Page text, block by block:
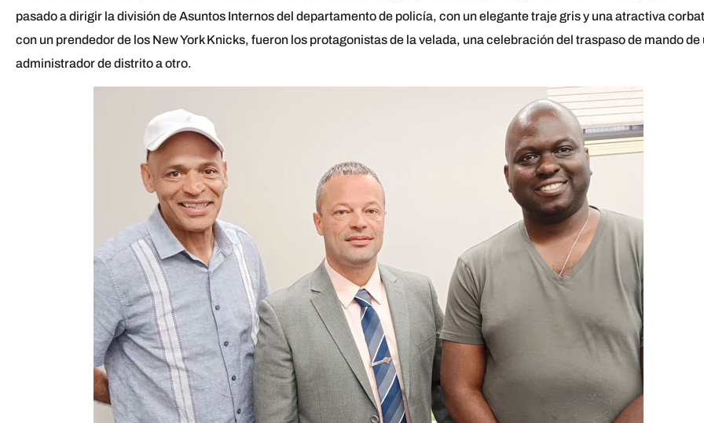
pasado a dirigir la división de Asuntos Internos del departamento de policía, con un elegante traje gris y una atractiva
con un prendedor de los New York Knicks, fueron los protagonistas de la velada, una celebración del traspaso de mando de
administrador de distrito a otro.